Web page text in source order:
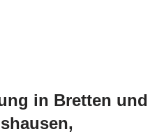
in Bretten und